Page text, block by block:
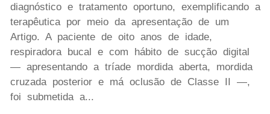
diagnóstico e tratamento oportuno, exemplificando a
terapêutica por meio da apresentação de um
Artigo. A paciente de oito anos de idade,
respiradora bucal e com hábito de sucção digital
— apresentando a tríade mordida aberta, mordida
cruzada posterior e má oclusão de Classe II —,
foi submetida a...